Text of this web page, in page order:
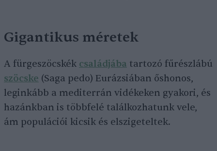
Gigantikus méretek
A fürgeszöcskék családjába tartozó fűrészlábú
szöcske (Saga pedo) Eurázsiában őshonos,
leginkább a mediterrán vidékeken gyakori, és
hazánkban is többfelé találkozhatunk vele,
ám populációi kicsik és elszigeteltek.